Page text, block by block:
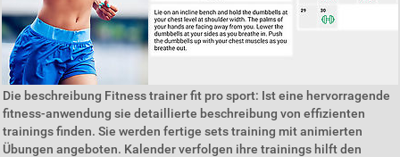
Die beschreibung Fitness trainer fit pro sport: Ist eine hervorragende
fitness-anwendung sie detaillierte beschreibung von effizienten
trainings finden. Sie werden fertige sets training mit animierten
Übungen angeboten. Kalender verfolgen ihre trainings hilft den